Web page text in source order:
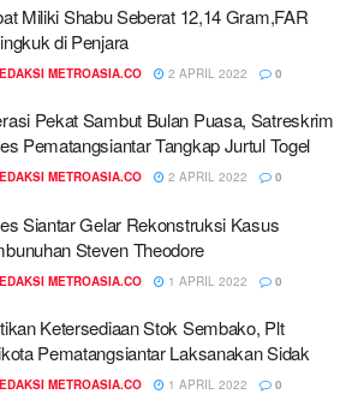
Miliki Shabu Seberat 12,14 Gram,FAR
di Penjara
METROASIA.CO 2 APRIL 2022 0
Pekat Sambut Bulan Puasa, Satreskrim
Pematangsiantar Tangkap Jurtul Togel
METROASIA.CO 2 APRIL 2022 0
Siantar Gelar Rekonstruksi Kasus
Steven Theodore
METROASIA.CO 1 APRIL 2022 0
Ketersediaan Stok Sembako, Plt
Pematangsiantar Laksanakan Sidak
METROASIA.CO 1 APRIL 2022 0